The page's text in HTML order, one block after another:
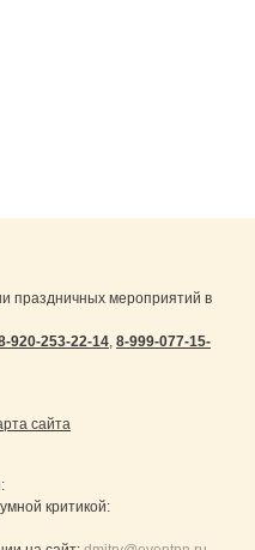
праздничных мероприятий в
920-253-22-14, 8-999-077-15-
сайта
:
критикой: